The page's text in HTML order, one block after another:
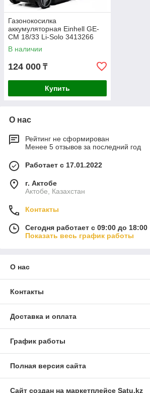
Газонокосилка
аккумуляторная Einhell GE-
CM 18/33 Li-Solo 3413266
В наличии
124 000 ₸
Купить
О нас
Рейтинг не сформирован
Менее 5 отзывов за последний год
Работает с 17.01.2022
г. Актобе
Актобе, Казахстан
Контакты
Сегодня работает с 09:00 до 18:00
Показать весь график работы
О нас
Контакты
Доставка и оплата
График работы
Полная версия сайта
Сайт создан на маркетплейсе Satu.kz